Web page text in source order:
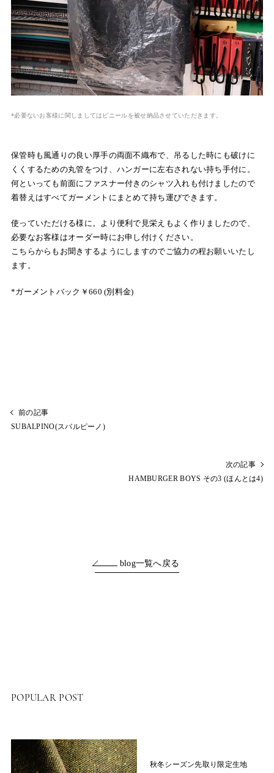
*必要ないお客様に関しましてはビニールを被せ納品させていただきます。
保管時も風通りの良い厚手の両面不織布で、吊るした時にも破けに
くくするための丸管をつけ、ハンガーに左右されない持ち手付に。
何といっても前面にファスナー付きのシャツ入れも付けましたので
着替えはすべてガーメントにまとめて持ち運びできます。
使っていただける様に。より便利で見栄えもよく作りましたので、
必要なお客様はオーダー時にお申し付けください。
こちらからもお聞きするようにしますのでご協力の程お願いいたし
ます。
*ガーメントバック￥660 (別料金)
前の記事
SUBALPINO(スバルピーノ)
次の記事
HAMBURGER BOYS その3 (ほんとは4)
blog一覧へ戻る
POPULAR POST
秋冬シーズン先取り限定生地